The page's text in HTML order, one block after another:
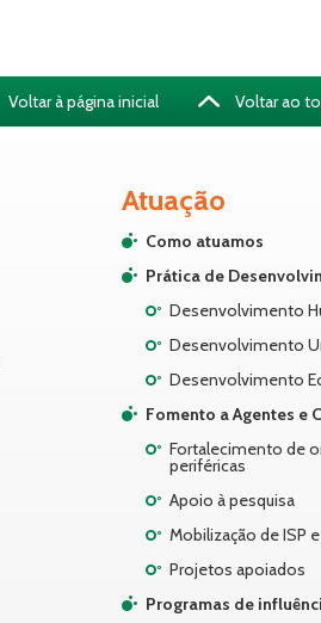
Voltar à página inicial Voltar ao
Atuação
Como atuamos
Prática de
Desenvolvimento
Desenvolvimento
Desenvolvimento
Fomento a Agentes e
Fortalecimento de
periféricas
Apoio à pesquisa
Mobilização de ISP
Projetos apoiados
Programas de